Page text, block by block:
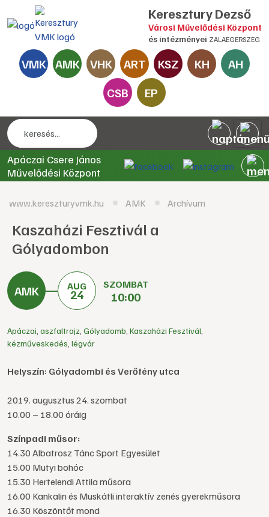
Keresztury Dezső
Városi Művelődési Központ
és intézményei ZALAEGERSZEG
VMK AMK VHK ART KSZ KH
AH
CSB
EP
Apáczai Csere János
Művelődési Központ
www.kereszturyvmk.hu AMK Archívum
Kaszaházi Fesztivál a
Gólyadombon
AUG
24
SZOMBAT
10:00
Apáczai aszfaltrajz Gólyadomb Kaszaházi Fesztivál
kézműveskedés légvár
Helyszín: Gólyadombi és Verőfény utca
2019. augusztus 24. szombat
10.00 – 18.00 óráig
Színpadi műsor:
14.30 Albatrosz Tánc Sport Egyesület
15.00 Mutyi bohóc
15.30 Hertelendi Attila műsora
16.00 Kankalin és Muskátli interaktív zenés gyerekműsora
16.30 Köszöntőt mond